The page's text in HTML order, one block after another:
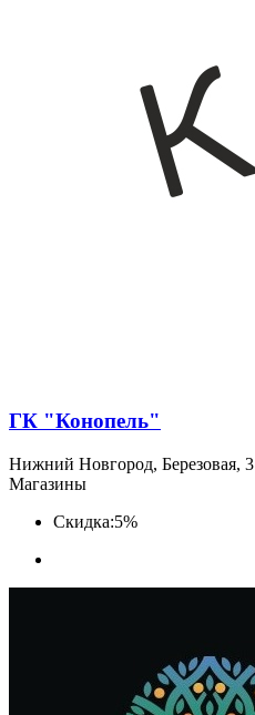
ГК "Конопель"
Нижний Новгород, Березовая, 3
Магазины
Скидка:5%